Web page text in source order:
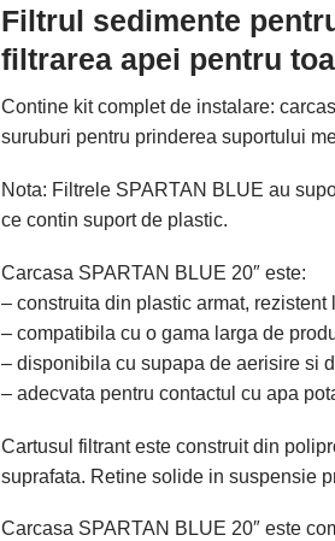
Filtrul sedimente
filtrarea apei pentru
Contine kit complet de instalare:
suruburi pentru prinderea suportului
Nota: Filtrele SPARTAN BLUE au
ce contin suport de plastic.
Carcasa SPARTAN BLUE 20″ este:
– construita din plastic armat, rezistent
– compatibila cu o gama larga de
– disponibila cu supapa de aerisire si
– adecvata pentru contactul cu apa
Cartusul filtrant este construit din
suprafata. Retine solide in suspensie
Carcasa SPARTAN BLUE 20″ este